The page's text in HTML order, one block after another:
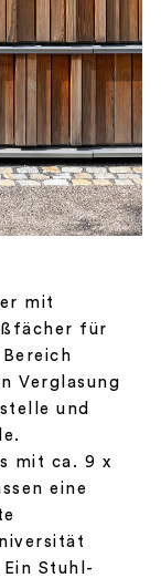
mit
für
Verglasung
und
mit ca. 9 x
eine
Stuhl-